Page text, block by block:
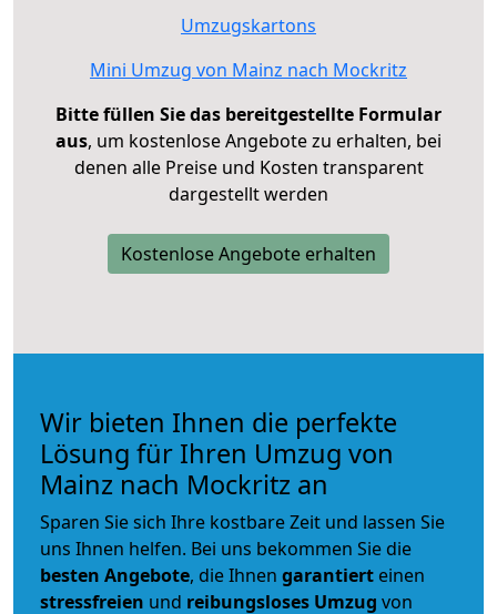
Umzugskartons
Mini Umzug von Mainz nach Mockritz
Bitte füllen Sie das bereitgestellte Formular
aus, um kostenlose Angebote zu erhalten, bei
denen alle Preise und Kosten transparent
dargestellt werden
Kostenlose Angebote erhalten
Wir bieten Ihnen die perfekte
Lösung für Ihren Umzug von
Mainz nach Mockritz an
Sparen Sie sich Ihre kostbare Zeit und lassen Sie
uns Ihnen helfen. Bei uns bekommen Sie die
besten Angebote, die Ihnen garantiert einen
stressfreien und reibungsloses Umzug von